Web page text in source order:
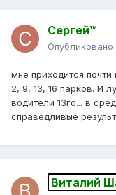
Сергей™
Опубликовано
мне приходится
2, 9, 13, 16 парков. И
водители 13го... в
справедливые
Виталий